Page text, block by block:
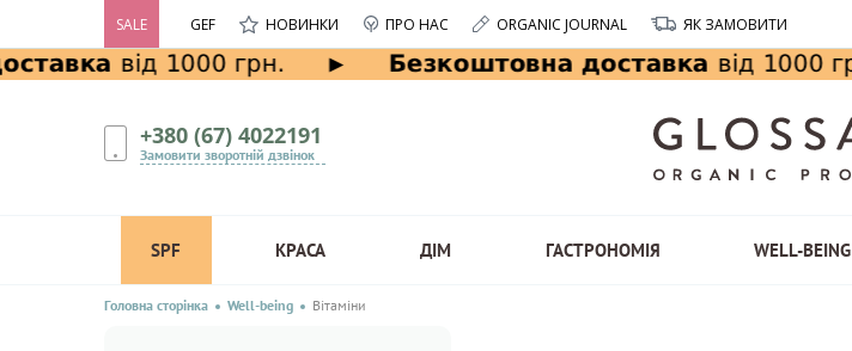
SALE GEF НОВИНКИ ПРО НАС ORGANIC JOURNAL ЯК ЗАМОВИТИ
+380 (67) 4022191
Замовити зворотній дзвінок
SPF КРАСА ДІМ ГАСТРОНОМІЯ WELL-BEING
Головна сторінка Well-being Вітаміни